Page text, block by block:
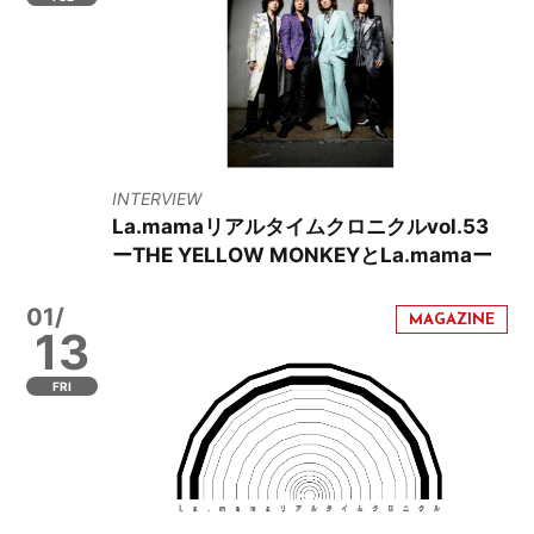
INTERVIEW
La.mamaリアルタイムクロニクルvol.53
ーTHE YELLOW MONKEYとLa.mamaー
01/
13
FRI